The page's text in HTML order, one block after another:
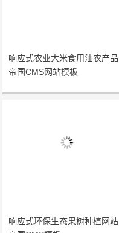
响应式农业大米食用油农产品
帝国CMS网站模板
响应式环保生态果树种植网站